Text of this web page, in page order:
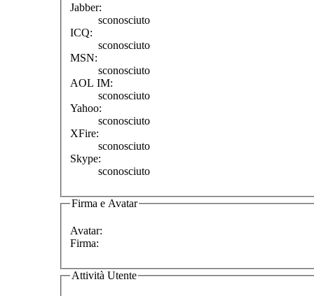
Jabber:
sconosciuto
ICQ:
sconosciuto
MSN:
sconosciuto
AOL IM:
sconosciuto
Yahoo:
sconosciuto
XFire:
sconosciuto
Skype:
sconosciuto
Firma e Avatar
Avatar:
Firma:
Attività Utente